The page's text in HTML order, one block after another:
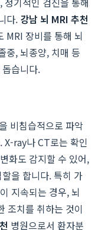
다. 강남 뇌 MRI 추천
MRI 장비를 통해 뇌
중, 뇌종양, 치매 등
습니다.
비침습적으로 파악
X-ray나 CT로는 확인
화도 감지할 수 있어,
을 합니다. 특히 가
지속되는 경우, 뇌
조치를 취하는 것이
병원으로서 환자분